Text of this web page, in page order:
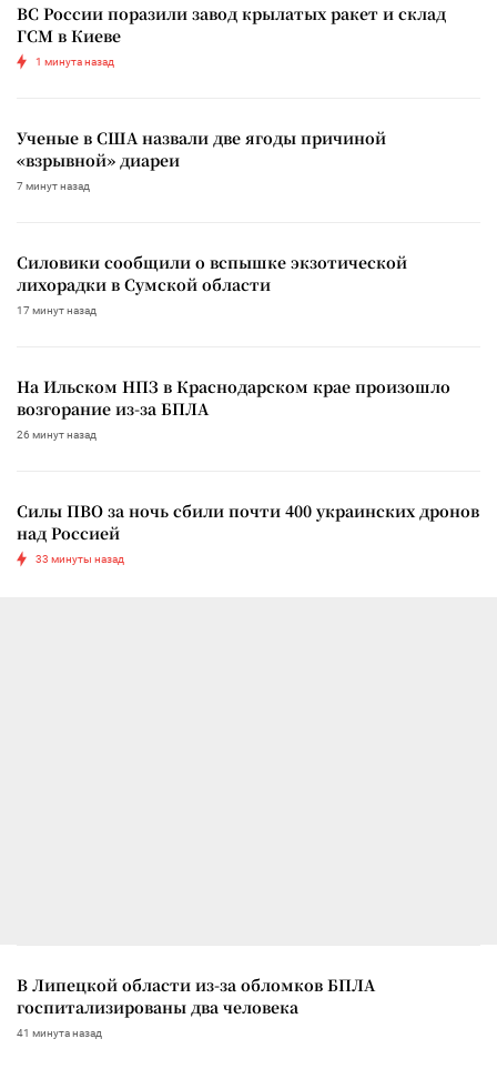
ВС России поразили завод крылатых ракет и склад
ГСМ в Киеве
1 минута назад
Ученые в США назвали две ягоды причиной
«взрывной» диареи
7 минут назад
Силовики сообщили о вспышке экзотической
лихорадки в Сумской области
17 минут назад
На Ильском НПЗ в Краснодарском крае произошло
возгорание из-за БПЛА
26 минут назад
Силы ПВО за ночь сбили почти 400 украинских дронов
над Россией
33 минуты назад
В Липецкой области из-за обломков БПЛА
госпитализированы два человека
41 минута назад